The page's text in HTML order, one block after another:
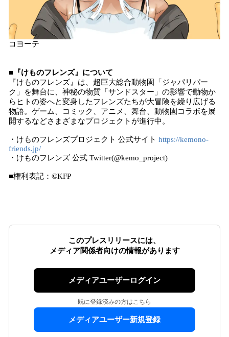
コヨーテ
■『けものフレンズ』について
『けものフレンズ』は、超巨大総合動物園「ジャパリパー
ク」を舞台に、神秘の物質「サンドスター」の影響で動物か
らヒトの姿へと変身したフレンズたちが大冒険を繰り広げる
物語。ゲーム、コミック、アニメ、舞台、動物園コラボを展
開するなどさまざまなプロジェクトが進行中。
・けものフレンズプロジェクト 公式サイト https://kemono-
friends.jp/
・けものフレンズ 公式 Twitter(@kemo_project)
■権利表記：©KFP
このプレスリリースには、
メディア関係者向けの情報があります
メディアユーザーログイン
既に登録済みの方はこちら
メディアユーザー新規登録